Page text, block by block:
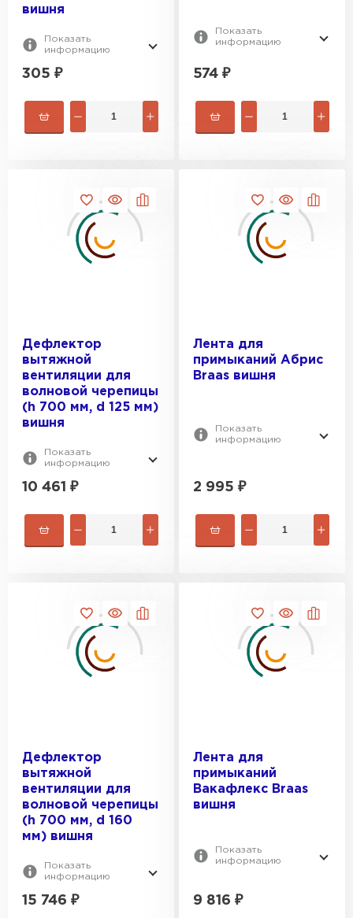
вишня
Показать
информацию
305 ₽
Показать
информацию
574 ₽
Дефлектор
вытяжной
вентиляции для
волновой черепицы
(h 700 мм, d 125 мм)
вишня
Показать
информацию
10 461 ₽
Лента для
примыканий Абрис
Braas вишня
Показать
информацию
2 995 ₽
Дефлектор
вытяжной
вентиляции для
волновой черепицы
(h 700 мм, d 160
мм) вишня
Показать
информацию
15 746 ₽
Лента для
примыканий
Вакафлекс Braas
вишня
Показать
информацию
9 816 ₽
Цементно-песчаная черепица